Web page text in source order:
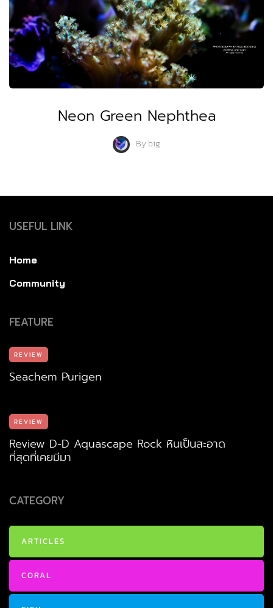
Neon Green Nephthea
Bybig
USEFUL LINK
Home
Community
FEATURE
REVIEW
Seachem Purigen
REVIEW
Review D-D Aquascape Rock หินเป็นสะอาด
ที่สุดที่เคยมีมา
CATEGORY
ARTICLES
CORAL